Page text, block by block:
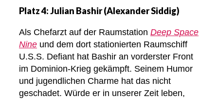
Platz 4: Julian Bashir (Alexander Siddig)
Als Chefarzt auf der Raumstation Deep Space
Nine und dem dort stationierten Raumschiff
U.S.S. Defiant hat Bashir an vorderster Front
im Dominion-Krieg gekämpft. Seinem Humor
und jugendlichen Charme hat das nicht
geschadet. Würde er in unserer Zeit leben,